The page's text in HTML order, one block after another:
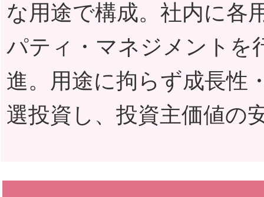
な用途で構成。社内に各
パティ・マネジメントを
進。用途に拘らず成長性
選投資し、投資主価値の